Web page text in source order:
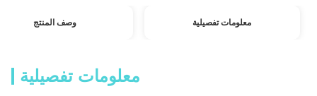
معلومات تفصيلية وصف المنتج
معلومات تفصيلية